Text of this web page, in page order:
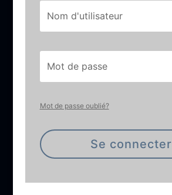
Mot de passe oublié?
Se connecter